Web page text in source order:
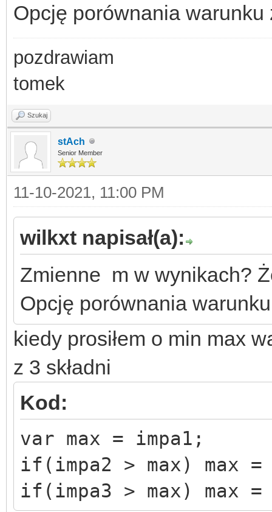
Opcję porównania
pozdrawiam
tomek
Szukaj
stAch
Senior Member
11-10-2021, 11:00 PM
wilkxt napisał(a):
Zmienne m w wynikach?
Opcję porównania
kiedy prosiłem o min max
z 3 składni
Kod:
var max = impa1;
if(impa2 > max) max =
if(impa3 > max) max =